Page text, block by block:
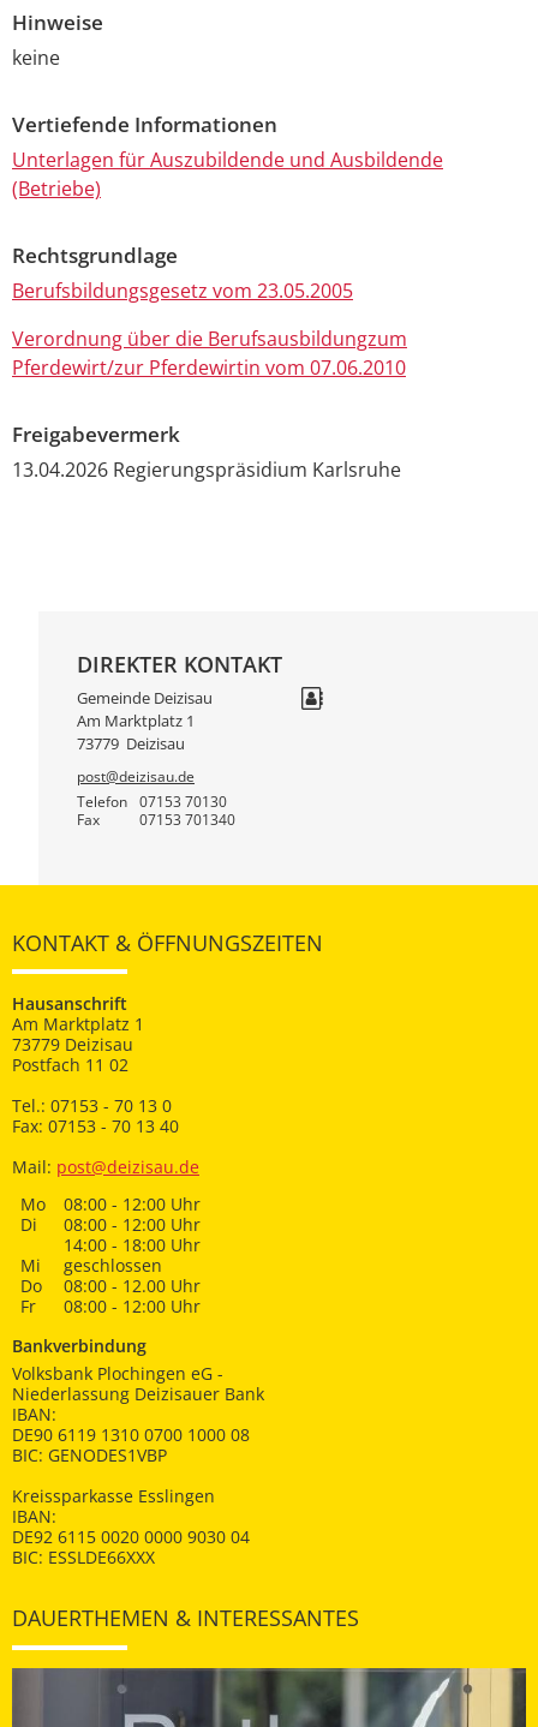
Hinweise
keine
Vertiefende Informationen
Unterlagen für Auszubildende und Ausbildende
(Betriebe)
Rechtsgrundlage
Berufsbildungsgesetz vom 23.05.2005
Verordnung über die Berufsausbildungzum
Pferdewirt/zur Pferdewirtin vom 07.06.2010
Freigabevermerk
13.04.2026 Regierungspräsidium Karlsruhe
DIREKTER KONTAKT
Gemeinde Deizisau
Am Marktplatz 1
73779 Deizisau
post@deizisau.de
Telefon
07153 70130
Fax 07153 701340
KONTAKT & ÖFFNUNGSZEITEN
Hausanschrift
Am Marktplatz 1
73779 Deizisau
Postfach 11 02
Tel.: 07153 - 70 13 0
Fax: 07153 - 70 13 40
Mail: post@deizisau.de
Mo
08:00 - 12:00 Uhr
Di
08:00 - 12:00 Uhr
14:00 - 18:00 Uhr
Mi
geschlossen
Do
08:00 - 12.00 Uhr
Fr
08:00 - 12:00 Uhr
Bankverbindung
Volksbank Plochingen eG -
Niederlassung Deizisauer Bank
IBAN:
DE90 6119 1310 0700 1000 08
BIC: GENODES1VBP
Kreissparkasse Esslingen
IBAN:
DE92 6115 0020 0000 9030 04
BIC: ESSLDE66XXX
DAUERTHEMEN & INTERESSANTES